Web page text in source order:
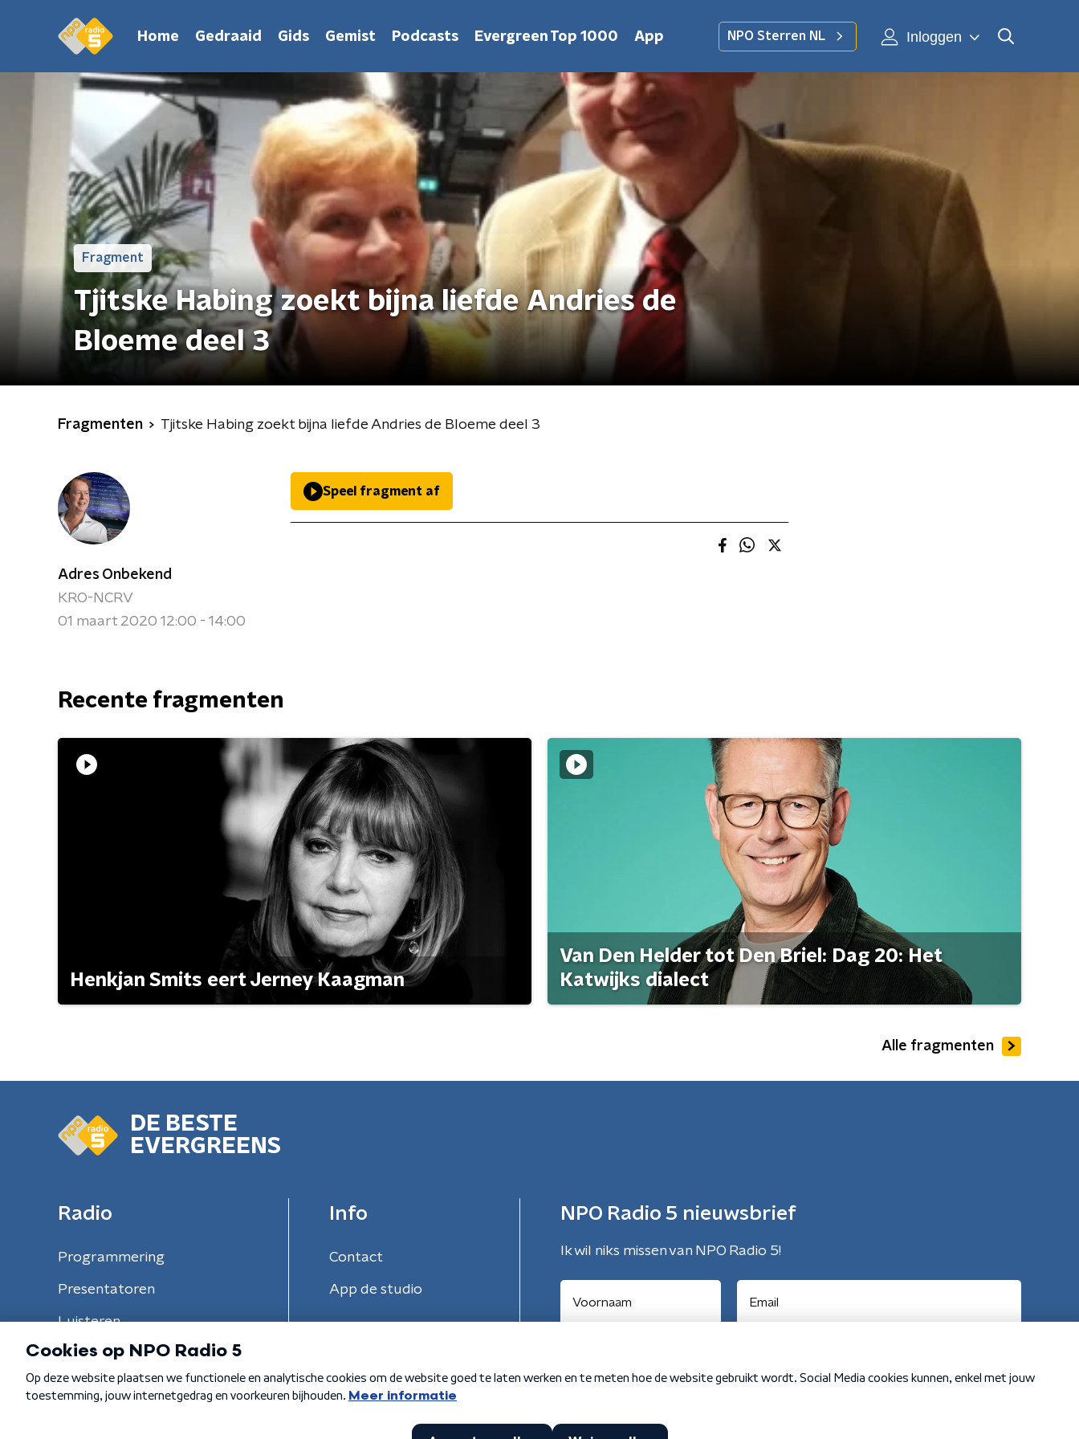
Home Gedraaid Gids Gemist Podcasts Evergreen Top 1000 App NPO Sterren NL Inloggen
Fragment
Tjitske Habing zoekt bijna liefde Andries de
Bloeme deel 3
Fragmenten Tjitske Habing zoekt bijna liefde Andries de Bloeme deel 3
Adres Onbekend
KRO-NCRV
01 maart 2020 12:00 - 14:00
Speel fragment af
Recente fragmenten
Henkjan Smits eert Jerney Kaagman
Van Den Helder tot Den Briel: Dag 20: Het
Katwijks dialect
Alle fragmenten
DE BESTE
EVERGREENS
Radio
Programmering
Presentatoren
Luisteren
Info
Contact
App de studio
NPO Radio 5 nieuwsbrief
Ik wil niks missen van NPO Radio 5!
Algemene voorwaarden Privacybeleid